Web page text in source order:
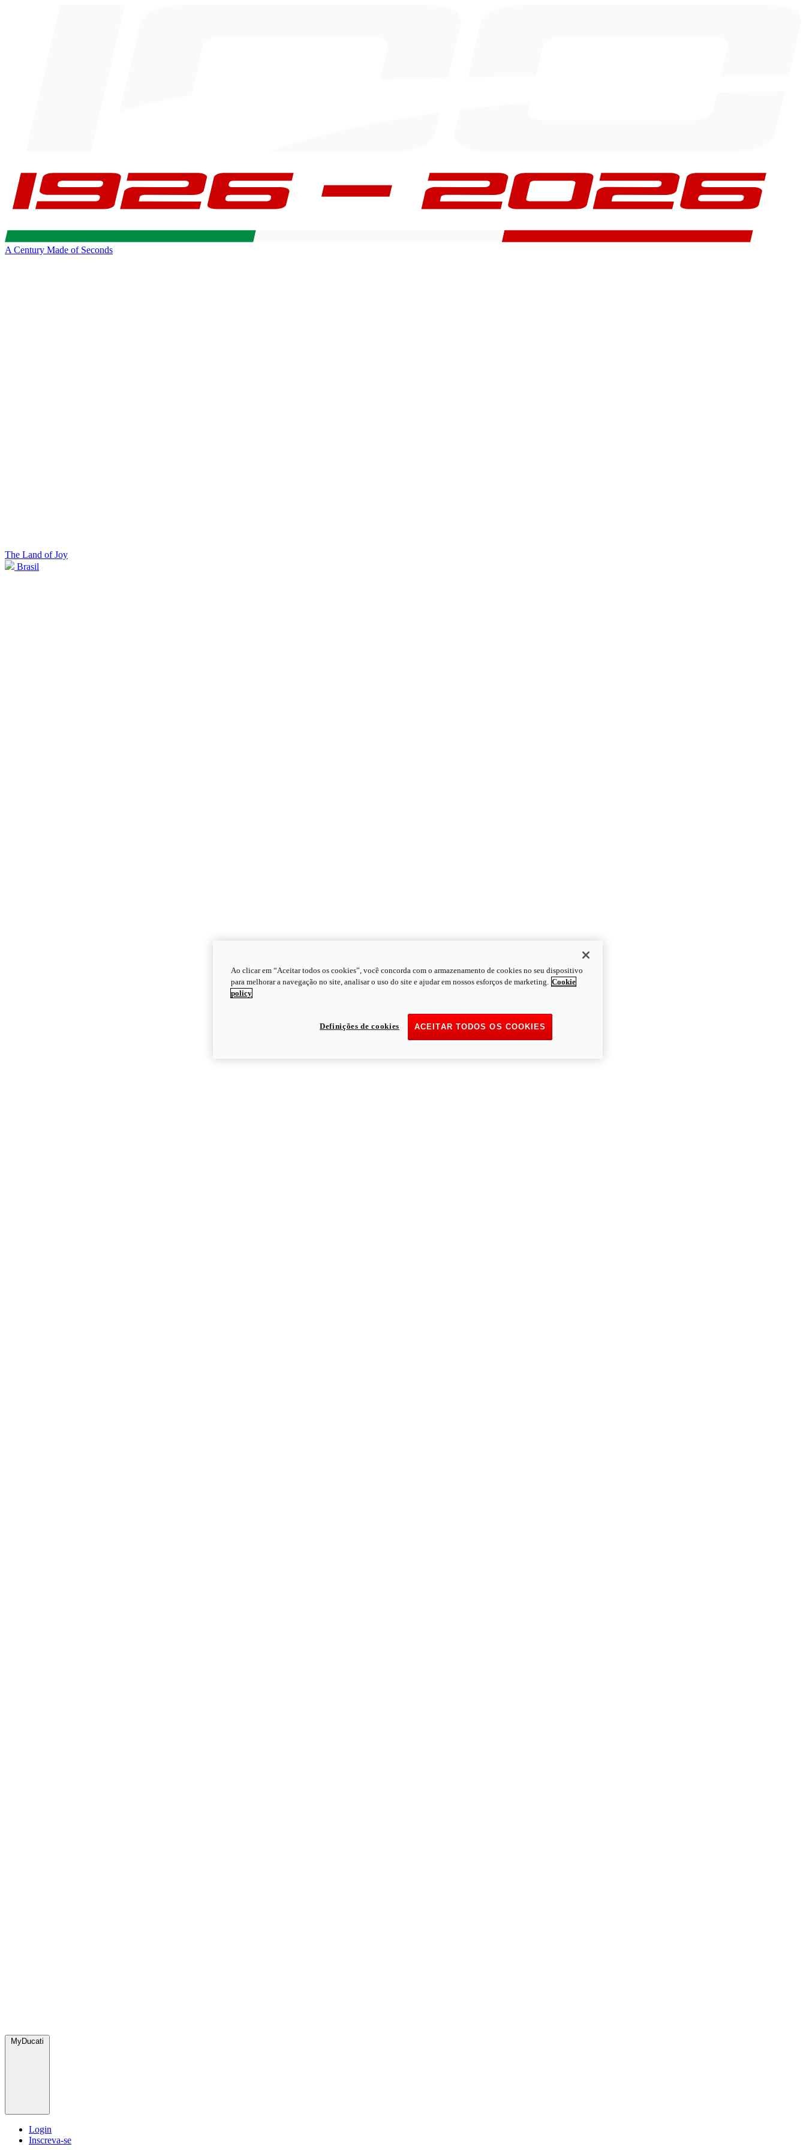
A Century Made of Seconds
The Land of Joy
Brasil
MyDucati
Login
Inscreva-se
Ao clicar em “Aceitar todos os cookies”, você concorda com o armazenamento de cookies no seu dispositivo
para melhorar a navegação no site, analisar o uso do site e ajudar em nossos esforços de marketing. Cookie
policy
ACEITAR TODOS OS COOKIES
Definições de cookies